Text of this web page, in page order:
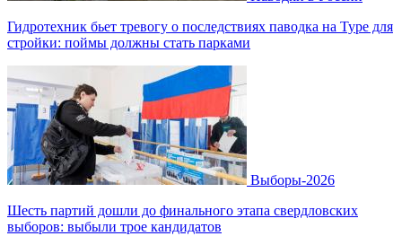
Гидротехник бьет тревогу о последствиях паводка на Туре для
стройки: поймы должны стать парками
Выборы-2026
Шесть партий дошли до финального этапа свердловских
выборов: выбыли трое кандидатов